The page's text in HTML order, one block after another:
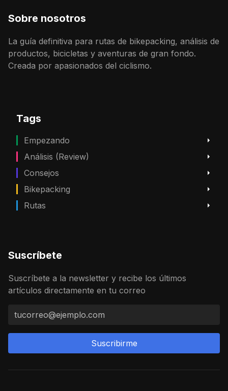
Sobre nosotros
La guía definitiva para rutas de bikepacking, análisis de
productos, bicicletas y aventuras de gran fondo.
Creada por apasionados del ciclismo.
Tags
Empezando
Análisis (Review)
Consejos
Bikepacking
Rutas
Suscríbete
Suscríbete a la newsletter y recibe los últimos
artículos directamente en tu correo
Suscribirme